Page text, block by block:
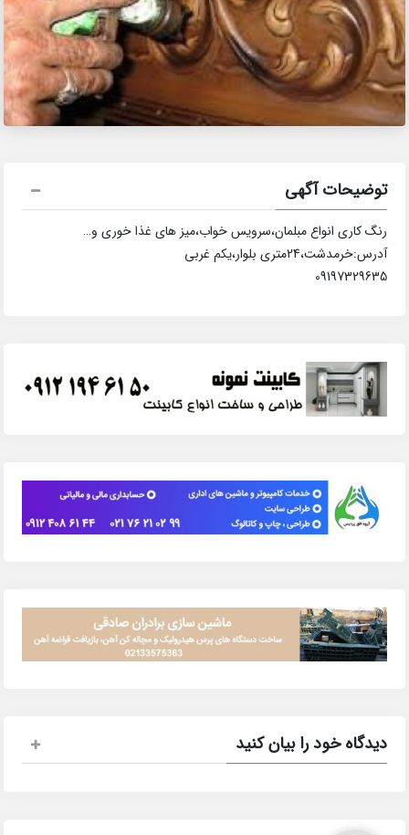
توضیحات آگهی
رنگ کاری انواع مبلمان،سرویس خواب،میز های غذا خوری و…
آدرس:خرمدشت،24متری بلوار،یکم غربی
09197329635
دیدگاه خود را بیان کنید